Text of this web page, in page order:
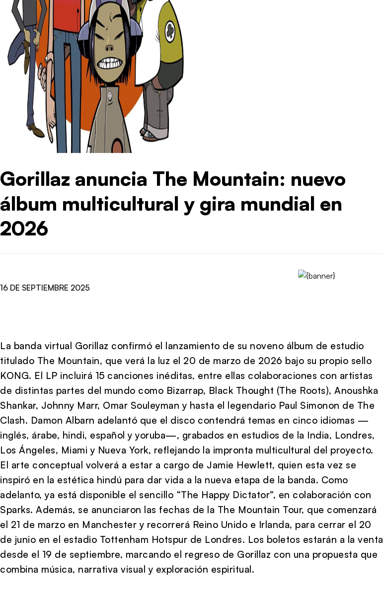
Gorillaz anuncia The Mountain: nuevo
álbum multicultural y gira mundial en
2026
16 DE SEPTIEMBRE 2025
La banda virtual Gorillaz confirmó el lanzamiento de su noveno álbum de estudio
titulado The Mountain, que verá la luz el 20 de marzo de 2026 bajo su propio sello
KONG. El LP incluirá 15 canciones inéditas, entre ellas colaboraciones con artistas
de distintas partes del mundo como Bizarrap, Black Thought (The Roots), Anoushka
Shankar, Johnny Marr, Omar Souleyman y hasta el legendario Paul Simonon de The
Clash. Damon Albarn adelantó que el disco contendrá temas en cinco idiomas —
inglés, árabe, hindi, español y yoruba—, grabados en estudios de la India, Londres,
Los Ángeles, Miami y Nueva York, reflejando la impronta multicultural del proyecto.
El arte conceptual volverá a estar a cargo de Jamie Hewlett, quien esta vez se
inspiró en la estética hindú para dar vida a la nueva etapa de la banda. Como
adelanto, ya está disponible el sencillo “The Happy Dictator”, en colaboración con
Sparks. Además, se anunciaron las fechas de la The Mountain Tour, que comenzará
el 21 de marzo en Manchester y recorrerá Reino Unido e Irlanda, para cerrar el 20
de junio en el estadio Tottenham Hotspur de Londres. Los boletos estarán a la venta
desde el 19 de septiembre, marcando el regreso de Gorillaz con una propuesta que
combina música, narrativa visual y exploración espiritual.